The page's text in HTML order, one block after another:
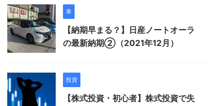
車
【納期早まる？】日産ノートオーラ
の最新納期②（2021年12月）
投資
【株式投資・初心者】株式投資で失